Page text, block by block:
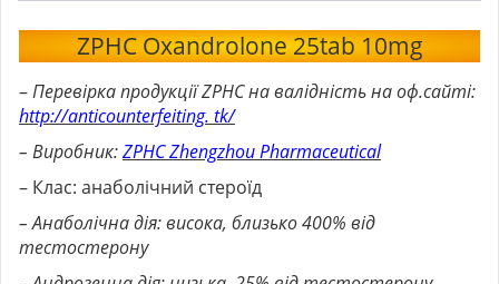
ZPHC Oxandrolone 25tab 10mg
–Перевірка продукції ZPHC на валідність на оф.сайті:
http://anticounterfeiting. tk/
– Виробник:ZPHC Zhengzhou Pharmaceutical
– Клас: анаболічний стероїд
– Анаболічна дія: висока, близько 400% від
тестостерону